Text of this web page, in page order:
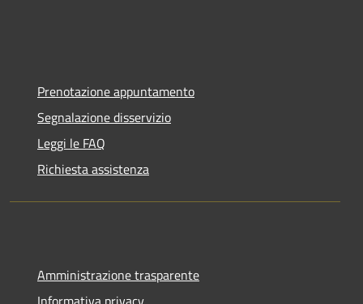
Prenotazione appuntamento
Segnalazione disservizio
Leggi le FAQ
Richiesta assistenza
Amministrazione trasparente